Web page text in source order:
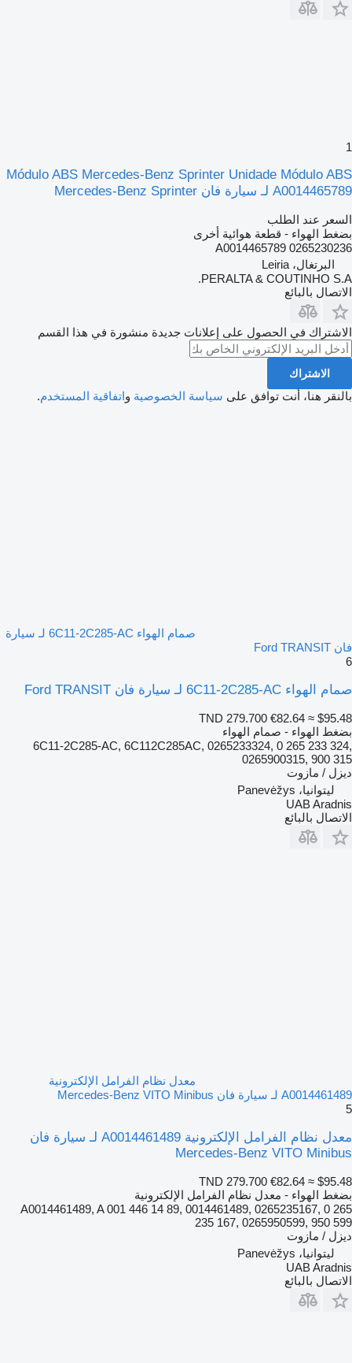
1
Módulo ABS Mercedes-Benz Sprinter Unidade Módulo ABS
A0014465789 لـ سيارة فان Mercedes-Benz Sprinter
السعر عند الطلب
بضغط الهواء - قطعة هوائية أخرى
A0014465789 0265230236
البرتغال، Leiria
PERALTA & COUTINHO S.A.
الاتصال بالبائع
الاشتراك في الحصول على إعلانات جديدة منشورة في هذا القسم
الاشتراك
بالنقر هنا، أنت توافق على سياسة الخصوصية واتفاقية المستخدم.
صمام الهواء 6C11-2C285-AC لـ سيارة
فان Ford TRANSIT
6
صمام الهواء 6C11-2C285-AC لـ سيارة فان Ford TRANSIT
TND 279.700 €82.64 ≈ $95.48
بضغط الهواء - صمام الهواء
6C11-2C285-AC, 6C112C285AC, 0265233324, 0 265 233 324,
0265900315, 900 315
ديزل / مازوت
ليتوانيا، Panevėžys
UAB Aradnis
الاتصال بالبائع
معدل نظام الفرامل الإلكترونية
A0014461489 لـ سيارة فان Mercedes-Benz VITO Minibus
5
معدل نظام الفرامل الإلكترونية A0014461489 لـ سيارة فان
Mercedes-Benz VITO Minibus
TND 279.700 €82.64 ≈ $95.48
بضغط الهواء - معدل نظام الفرامل الإلكترونية
A0014461489, A 001 446 14 89, 0014461489, 0265235167, 0 265
235 167, 0265950599, 950 599
ديزل / مازوت
ليتوانيا، Panevėžys
UAB Aradnis
الاتصال بالبائع